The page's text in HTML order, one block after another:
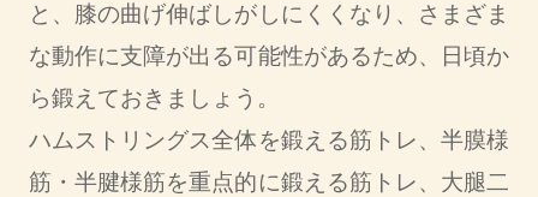
と、膝の曲げ伸ばしがしにくくなり、さまざま
な動作に支障が出る可能性があるため、日頃か
ら鍛えておきましょう。
ハムストリングス全体を鍛える筋トレ、半膜様
筋・半腱様筋を重点的に鍛える筋トレ、大腿二